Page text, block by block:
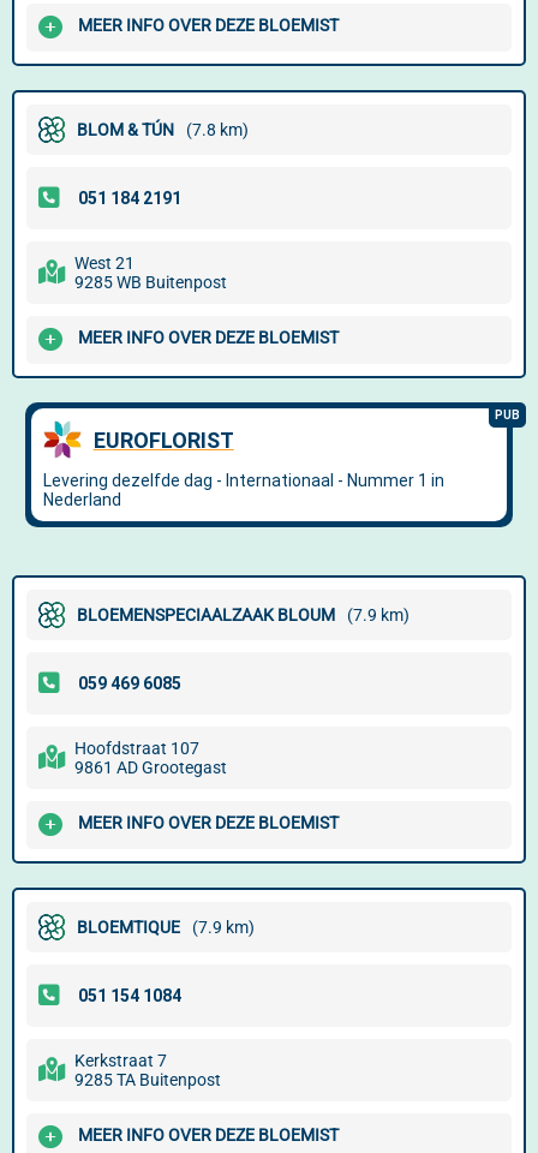
MEER INFO OVER DEZE BLOEMIST
BLOM & TÚN (7.8 km)
West 21
9285 WB Buitenpost
MEER INFO OVER DEZE BLOEMIST
BLOEMENSPECIAALZAAK BLOUM (7.9 km)
Hoofdstraat 107
9861 AD Grootegast
MEER INFO OVER DEZE BLOEMIST
BLOEMTIQUE (7.9 km)
Kerkstraat 7
9285 TA Buitenpost
MEER INFO OVER DEZE BLOEMIST